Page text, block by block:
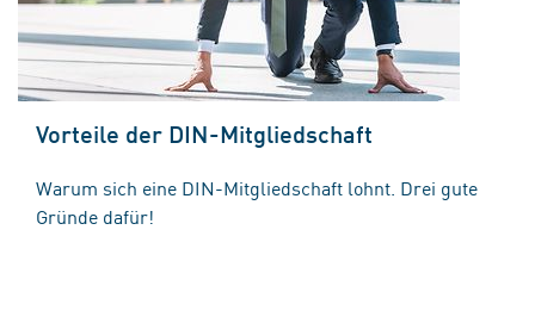
Vorteile der DIN-Mitgliedschaft
Warum sich eine DIN-Mitgliedschaft lohnt. Drei gute
Gründe dafür!